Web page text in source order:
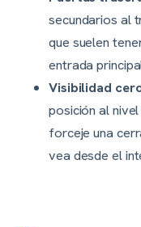
secundarios al
que suelen
entrada
Visibilidad
posición al
forceje una
vea desde el